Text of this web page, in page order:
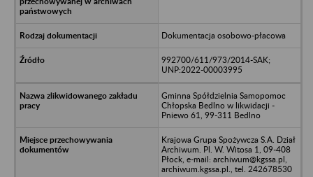
Dokumentacja osobowo-płacowa
992700/611/973/2014-SAK;
UNP:2022-00003995
Gminna Spółdzielnia Samopomoc
Chłopska Bedlno w likwidacji -
Pniewo 61, 99-311 Bedlno
Krajowa Grupa Spożywcza S.A. Dział
Archiwum. Pl. W. Witosa 1, 09-408
Płock, e-mail: archiwum@kgssa.pl,
archiwum.kgssa.pl., tel. 242678530